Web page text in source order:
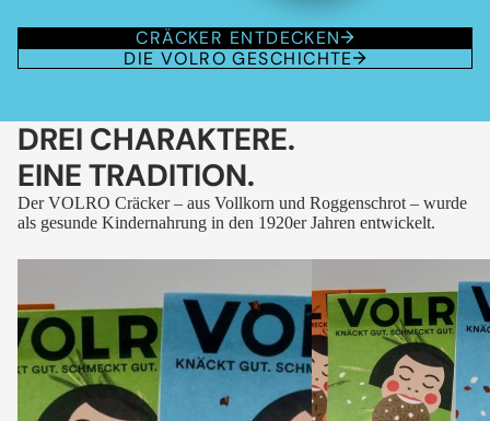
CRÄCKER ENTDECKEN
DIE VOLRO GESCHICHTE
DREI CHARAKTERE.
EINE TRADITION.
Der VOLRO Cräcker – aus Vollkorn und Roggenschrot – wurde
als gesunde Kindernahrung in den 1920er Jahren entwickelt.
FLEURS
DES
ALPES
-
KÜMMEL